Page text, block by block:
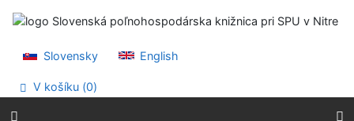
Prejsť na menu
Slovensky
English
V košíku (0)